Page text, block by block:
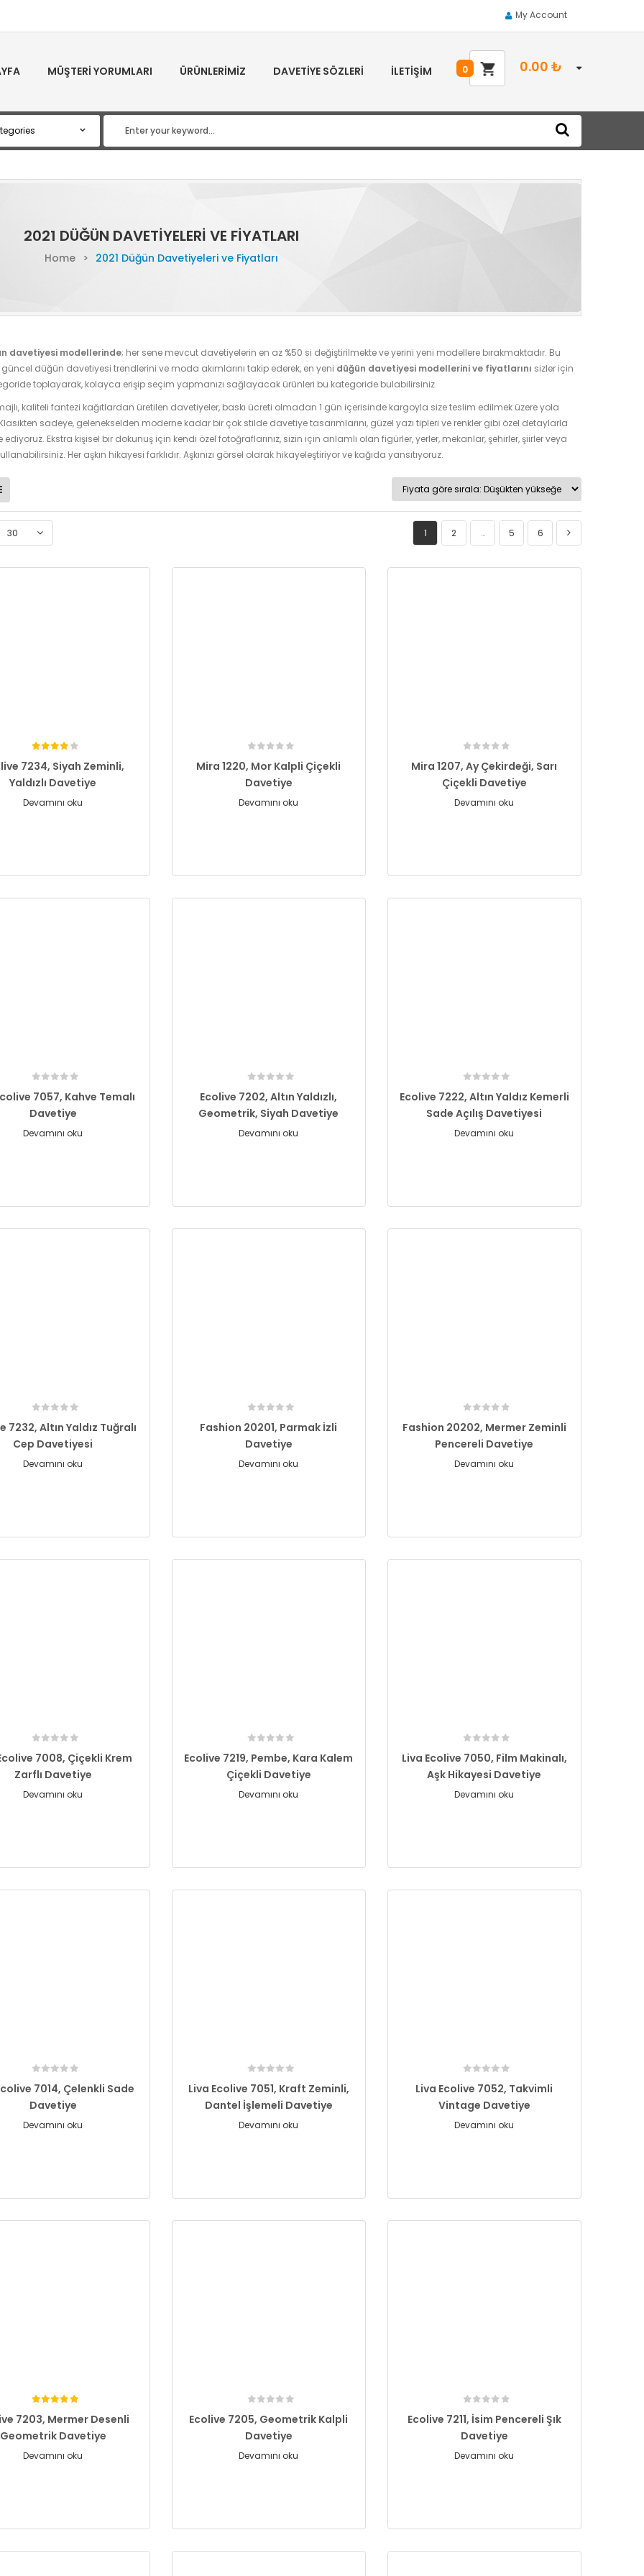
My Account
MÜŞTERI YORUMLARI ÜRÜNLERIMIZ DAVETIYE SÖZLERI İLETIŞIM 0.00 ₺
0
2021 DÜĞÜN DAVETIYELERI VE FIYATLARI
Home > 2021 Düğün Davetiyeleri ve Fiyatları
davetiyesi modellerinde; her sene mevcut davetiyelerin en az %50 si değiştirilmekte ve yerini yeni modellere bırakmaktadır. Bu
düğün davetiyesi trendlerini ve moda akımlarını takip ederek, en yeni düğün davetiyesi modellerini ve fiyatlarını sizler için
toplayarak, kolayca erişip seçim yapmanızı sağlayacak ürünleri bu kategoride bulabilirsiniz.
kaliteli fantezi kağıtlardan üretilen davetiyeler, baskı ücreti olmadan 1 gün içerisinde kargoyla size teslim edilmek üzere yola
Klasikten sadeye, gelenekselden moderne kadar bir çok stilde davetiye tasarımlarını, güzel yazı tipleri ve renkler gibi özel detaylarla
ediyoruz. Ekstra kişisel bir dokunuş için kendi özel fotoğraflarınız, sizin için anlamlı olan figürler, yerler, mekanlar, şehirler, şiirler veya
Her aşkın hikayesi farklıdır. Aşkınızı görsel olarak hikayeleştiriyor ve kağıda yansıtıyoruz.
30 1 2 … 5 6
7234, Siyah Zeminli,
Yaldızlı Davetiye
Devamını oku
Mira 1220, Mor Kalpli Çiçekli
Davetiye
Devamını oku
Mira 1207, Ay Çekirdeği, Sarı
Çiçekli Davetiye
Devamını oku
7057, Kahve Temalı
Davetiye
Devamını oku
Ecolive 7202, Altın Yaldızlı,
Geometrik, Siyah Davetiye
Devamını oku
Ecolive 7222, Altın Yaldız Kemerli
Sade Açılış Davetiyesi
Devamını oku
7232, Altın Yaldız Tuğralı
Cep Davetiyesi
Devamını oku
Fashion 20201, Parmak İzli
Davetiye
Devamını oku
Fashion 20202, Mermer Zeminli
Pencereli Davetiye
Devamını oku
7008, Çiçekli Krem
Zarflı Davetiye
Devamını oku
Ecolive 7219, Pembe, Kara Kalem
Çiçekli Davetiye
Devamını oku
Liva Ecolive 7050, Film Makinalı,
Aşk Hikayesi Davetiye
Devamını oku
7014, Çelenkli Sade
Davetiye
Devamını oku
Liva Ecolive 7051, Kraft Zeminli,
Dantel İşlemeli Davetiye
Devamını oku
Liva Ecolive 7052, Takvimli
Vintage Davetiye
Devamını oku
7203, Mermer Desenli
Geometrik Davetiye
Devamını oku
Ecolive 7205, Geometrik Kalpli
Davetiye
Devamını oku
Ecolive 7211, İsim Pencereli Şık
Davetiye
Devamını oku